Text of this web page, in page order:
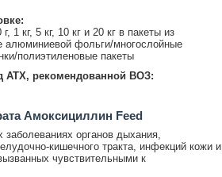
1 кг, 5 кг, 10 кг и 20 кг в пакеты из
алюминиевой фольги/многослойные
полиэтиленовые пакеты
АТХ, рекомендованной ВОЗ:
Амоксициллин Feed
органов дыхания,
кишечного тракта, инфекций кожи и
чувствительными к